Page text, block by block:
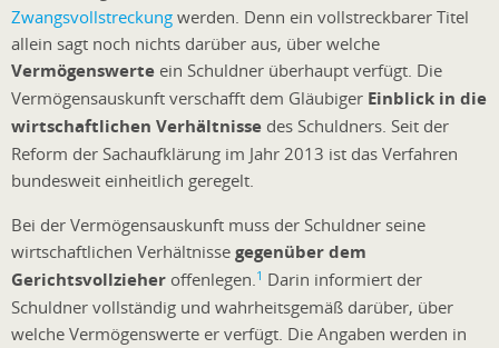
Zwangsvollstreckung werden. Denn ein vollstreckbarer Titel
allein sagt noch nichts darüber aus, über welche
Vermögenswerte ein Schuldner überhaupt verfügt. Die
Vermögensauskunft verschafft dem Gläubiger Einblick in die
wirtschaftlichen Verhältnisse des Schuldners. Seit der
Reform der Sachaufklärung im Jahr 2013 ist das Verfahren
bundesweit einheitlich geregelt.
Bei der Vermögensauskunft muss der Schuldner seine
wirtschaftlichen Verhältnisse gegenüber dem
Gerichtsvollzieher offenlegen.1 Darin informiert der
Schuldner vollständig und wahrheitsgemäß darüber, über
welche Vermögenswerte er verfügt. Die Angaben werden in